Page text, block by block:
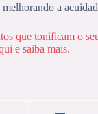
melhorando a
que tonificam o
e saiba mais.